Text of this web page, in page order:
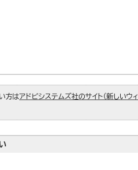
方はアドビシステムズ社のサイト（新しいウ